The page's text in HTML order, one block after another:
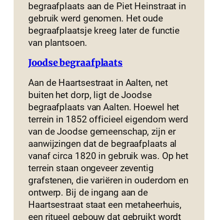
begraafplaats aan de Piet Heinstraat in
gebruik werd genomen. Het oude
begraafplaatsje kreeg later de functie
van plantsoen.
Joodse begraafplaats
Aan de Haartsestraat in Aalten, net
buiten het dorp, ligt de Joodse
begraafplaats van Aalten. Hoewel het
terrein in 1852 officieel eigendom werd
van de Joodse gemeenschap, zijn er
aanwijzingen dat de begraafplaats al
vanaf circa 1820 in gebruik was. Op het
terrein staan ongeveer zeventig
grafstenen, die variëren in ouderdom en
ontwerp. Bij de ingang aan de
Haartsestraat staat een metaheerhuis,
een ritueel gebouw dat gebruikt wordt